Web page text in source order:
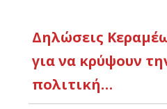
Δηλώσεις
για να κρύψουν
πολιτική…